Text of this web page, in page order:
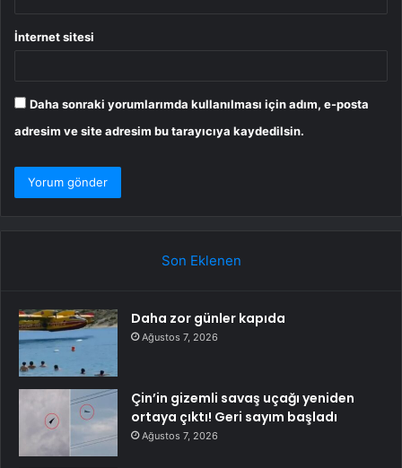
İnternet sitesi
Daha sonraki yorumlarımda kullanılması için adım, e-posta
adresim ve site adresim bu tarayıcıya kaydedilsin.
Son Eklenen
Daha zor günler kapıda
Ağustos 7, 2026
Çin’in gizemli savaş uçağı yeniden
ortaya çıktı! Geri sayım başladı
Ağustos 7, 2026